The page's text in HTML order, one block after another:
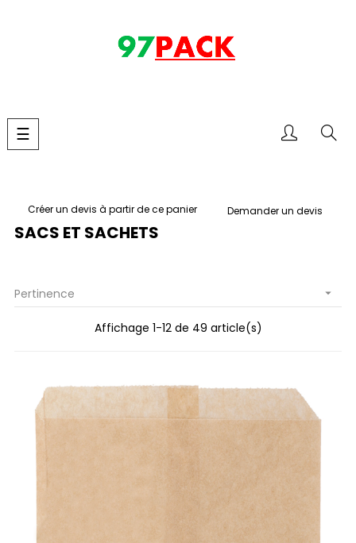
Basculer
la
☰
Créer un devis à partir de ce panier Demander un devis
SACS ET SACHETS
Pertinence 
Affichage 1-12 de 49 article(s)